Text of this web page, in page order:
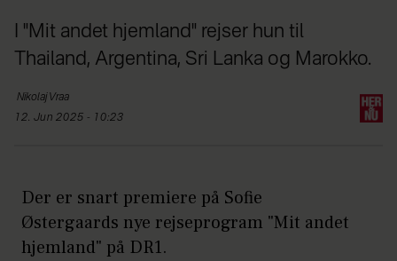
I "Mit andet hjemland" rejser hun til
Thailand, Argentina, Sri Lanka og Marokko.
Nikolaj Vraa
12. Jun 2025 - 10:23
Der er snart premiere på Sofie
Østergaards nye rejseprogram "Mit andet
hjemland" på DR1.